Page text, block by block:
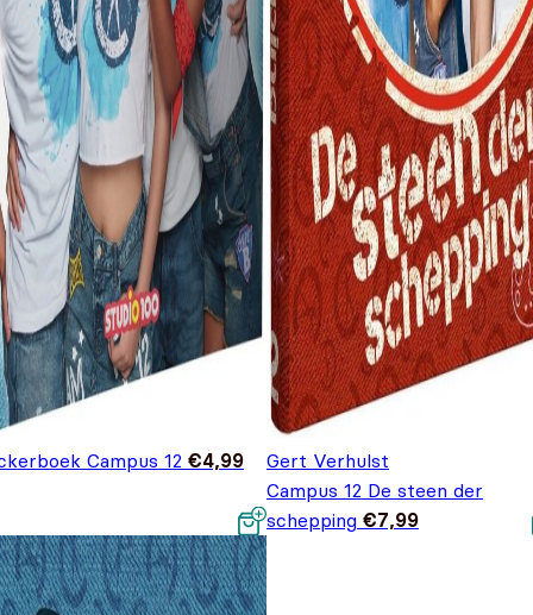
Campus 12 €4,99
Gert Verhulst
Campus 12 De steen der
schepping €7,99